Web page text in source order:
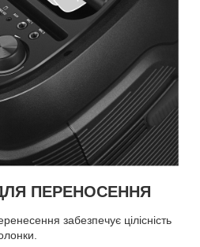
ПЕРЕНОСЕННЯ
забезпечує цілісність